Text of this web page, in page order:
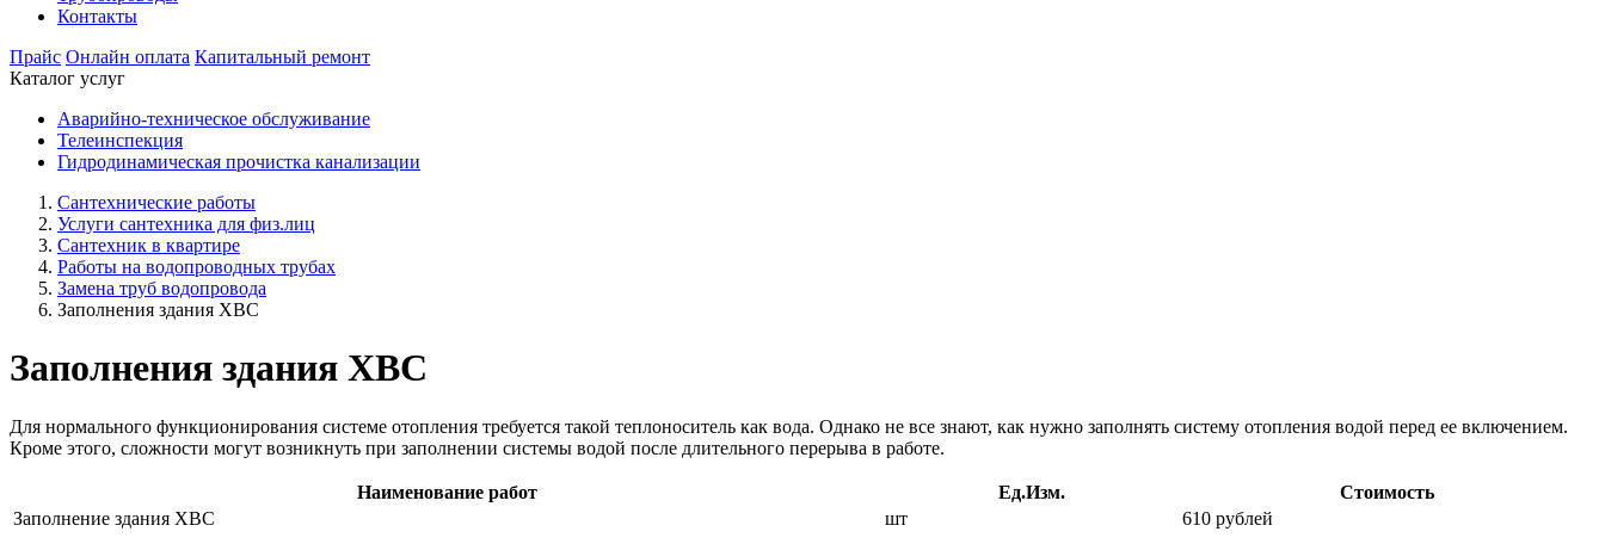
Контакты
Прайс Онлайн оплата Капитальный ремонт
Каталог услуг
Аварийно-техническое обслуживание
Телеинспекция
Гидродинамическая прочистка канализации
Сантехнические работы
Услуги сантехника для физ.лиц
Сантехник в квартире
Работы на водопроводных трубах
Замена труб водопровода
Заполнения здания ХВС
Заполнения здания ХВС
Для нормального функционирования системе отопления требуется такой теплоноситель как вода. Однако не все знают, как нужно заполнять систему отопления водой перед ее включением.
Кроме этого, сложности могут возникнуть при заполнении системы водой после длительного перерыва в работе.
Наименование работ Ед.Изм.
Стоимость
Заполнение здания ХВС
шт 610 рублей